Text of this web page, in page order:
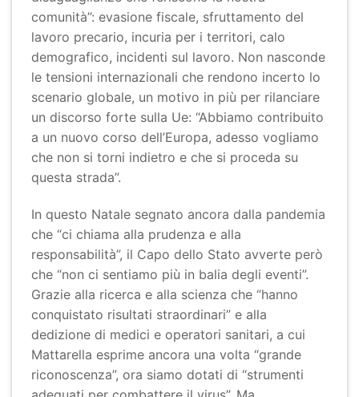
comunità”: evasione fiscale, sfruttamento del
lavoro precario, incuria per i territori, calo
demografico, incidenti sul lavoro. Non nasconde
le tensioni internazionali che rendono incerto lo
scenario globale, un motivo in più per rilanciare
un discorso forte sulla Ue: “Abbiamo contribuito
a un nuovo corso dell’Europa, adesso vogliamo
che non si torni indietro e che si proceda su
questa strada”.
In questo Natale segnato ancora dalla pandemia
che “ci chiama alla prudenza e alla
responsabilità”, il Capo dello Stato avverte però
che “non ci sentiamo più in balia degli eventi”.
Grazie alla ricerca e alla scienza che “hanno
conquistato risultati straordinari” e alla
dedizione di medici e operatori sanitari, a cui
Mattarella esprime ancora una volta “grande
riconoscenza”, ora siamo dotati di “strumenti